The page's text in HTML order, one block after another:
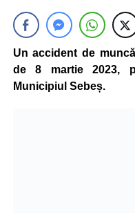
Un accident de
de 8 martie 2023,
Municipiul Sebeș.